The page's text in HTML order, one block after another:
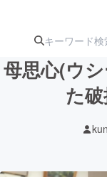
ターン
母思心(ウ
た